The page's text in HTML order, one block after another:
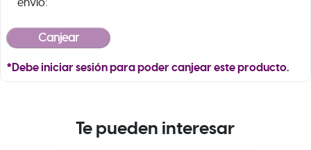
envío:
*Debe iniciar sesión para poder canjear este producto.
Te pueden interesar